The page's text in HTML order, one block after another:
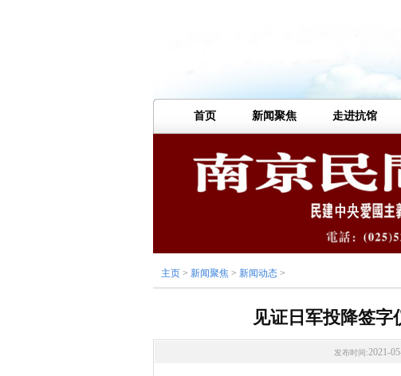
首页 新闻聚焦 走进抗馆
主页 > 新闻聚焦 > 新闻动态 >
见证日军投降签字
发布时间:2021-